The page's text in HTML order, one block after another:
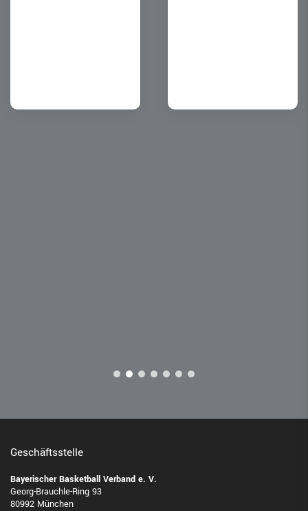
Geschäftsstelle
Bayerischer Basketball Verband e. V.
Georg-Brauchle-Ring 93
80992 München